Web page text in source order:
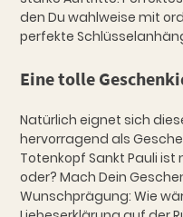
den Du wahlweise mit
perfekte
Eine tolle
Natürlich eignet sich
hervorragend als
Totenkopf Sankt Pauli ist
oder? Mach Dein
Wunschprägung: Wie